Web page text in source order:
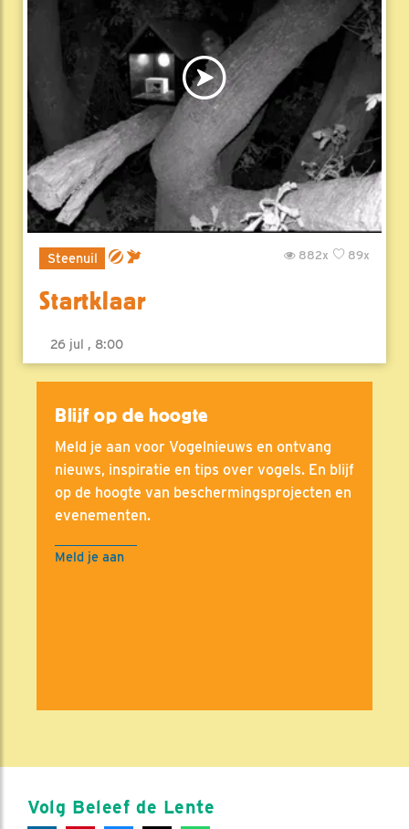
Steenuil 89x
882x
Startklaar
26 jul , 8:00
Blijf op de hoogte
Meld je aan voor Vogelnieuws en ontvang
nieuws, inspiratie en tips over vogels. En blijf
op de hoogte van beschermingsprojecten en
evenementen.
Meld je aan
Volg Beleef de Lente